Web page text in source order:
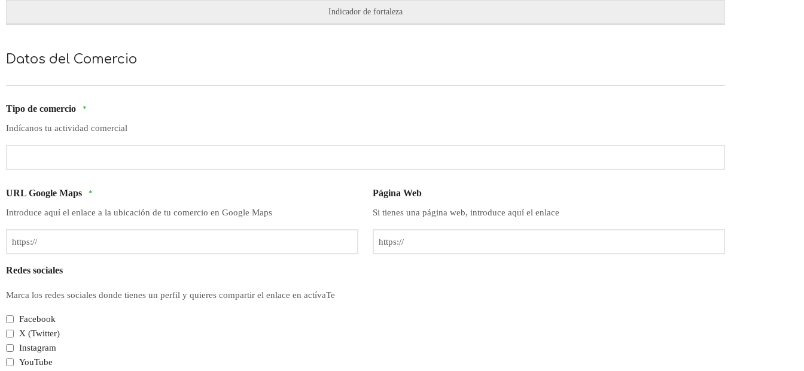
Indicador de fortaleza
Datos del Comercio
Tipo de comercio *
Indícanos tu actividad comercial
URL Google Maps *
Introduce aquí el enlace a la ubicación de tu comercio en Google Maps
Página Web
Si tienes una página web, introduce aquí el enlace
Redes sociales
Marca los redes sociales donde tienes un perfil y quieres compartir el enlace en actívaTe
Facebook
X (Twitter)
Instagram
YouTube